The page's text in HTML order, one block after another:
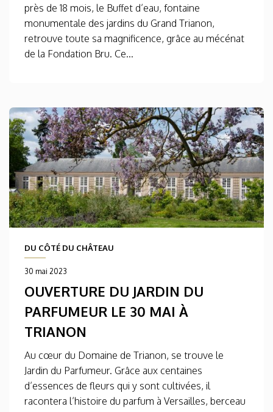
près de 18 mois, le Buffet d’eau, fontaine
monumentale des jardins du Grand Trianon,
retrouve toute sa magnificence, grâce au mécénat
de la Fondation Bru. Ce...
DU CÔTÉ DU CHÂTEAU
30 mai 2023
OUVERTURE DU JARDIN DU
PARFUMEUR LE 30 MAI À
TRIANON
Au cœur du Domaine de Trianon, se trouve le
Jardin du Parfumeur. Grâce aux centaines
d’essences de fleurs qui y sont cultivées, il
racontera l’histoire du parfum à Versailles, berceau